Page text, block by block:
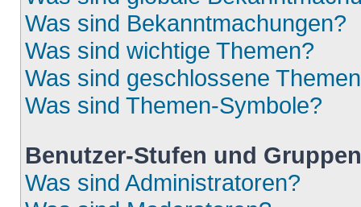
Was sind Bekanntmachungen?
Was sind wichtige Themen?
Was sind geschlossene
Was sind Themen-Symbole?
Benutzer-Stufen und Gruppen
Was sind Administratoren?